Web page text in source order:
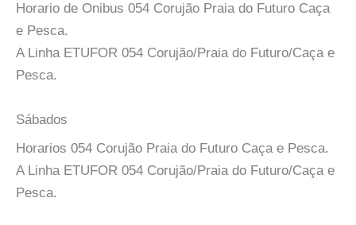
Horario de Onibus 054 Corujão Praia do Futuro Caça
e Pesca.
A Linha ETUFOR 054 Corujão/Praia do Futuro/Caça e
Pesca.
Sábados
Horarios 054 Corujão Praia do Futuro Caça e Pesca.
A Linha ETUFOR 054 Corujão/Praia do Futuro/Caça e
Pesca.